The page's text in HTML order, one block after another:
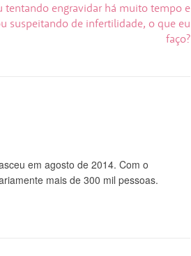
tentando engravidar há muito tempo e
suspeitando de infertilidade, o que eu
faço?
em agosto de 2014. Com o
mais de 300 mil pessoas.